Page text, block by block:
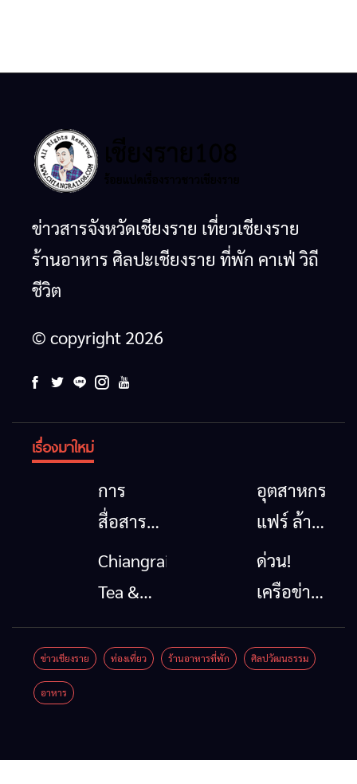
ข่าวสารจังหวัดเชียงราย เที่ยวเชียงราย
ร้านอาหาร ศิลปะเชียงราย ที่พัก คาเฟ่ วิถี
ชีวิต
© copyright 2026
เรื่องมาใหม่
การ
สื่อสาร
โทรคมนาคม
กรณีภัย
เชียงราย
เมื่อ
อุตสาหกรรม
แฟร์ ล้าน
นาตะวัน
ออก
รวมของดี
สินค้าเด่น
Chiangrai
Tea &
Coffee
Festival
ด่วน!
เครือข่าย
ลุ่มน้ำกก
ยื่น 5 ข้อ
ข่าวเชียงราย ท่องเที่ยว ร้านอาหารที่พัก ศิลปวัฒนธรรม
อาหาร